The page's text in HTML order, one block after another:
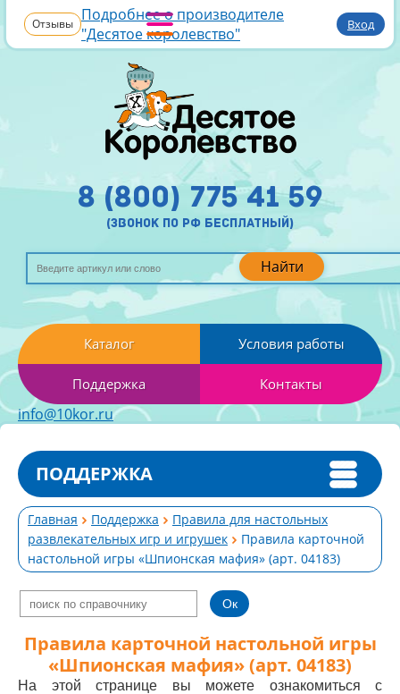
Отзывы Подробнее о производителе
"Десятое королевство"
Вход
Найти
8 (800) 775 41 59
(звонок по рф бесплатный)
Каталог Условия работы
Поддержка Контакты
info@10kor.ru
ПОДДЕРЖКА
Главная Поддержка
Правила для настольных
развлекательных игр и игрушек
Правила карточной
настольной игры «Шпионская мафия» (арт. 04183)
Правила карточной настольной игры
«Шпионская мафия» (арт. 04183)
На этой странице вы можете ознакомиться с